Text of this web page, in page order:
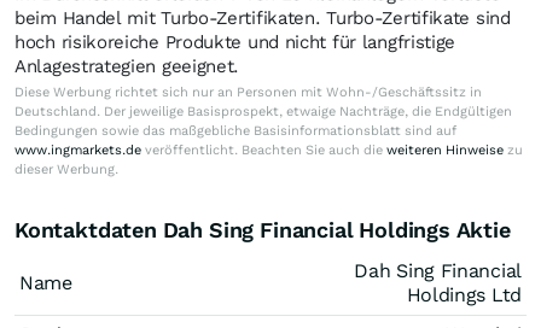
beim Handel mit Turbo-Zertifikaten. Turbo-Zertifikate sind
hoch risikoreiche Produkte und nicht für langfristige
Anlagestrategien geeignet.
Diese Werbung richtet sich nur an Personen mit Wohn-/Geschäftssitz in
Deutschland. Der jeweilige Basisprospekt, etwaige Nachträge, die Endgültigen
Bedingungen sowie das maßgebliche Basisinformationsblatt sind auf
www.ingmarkets.de veröffentlicht. Beachten Sie auch die weiteren Hinweise zu
dieser Werbung.
Kontaktdaten Dah Sing Financial Holdings Aktie
Name
Dah Sing Financial
Holdings Ltd